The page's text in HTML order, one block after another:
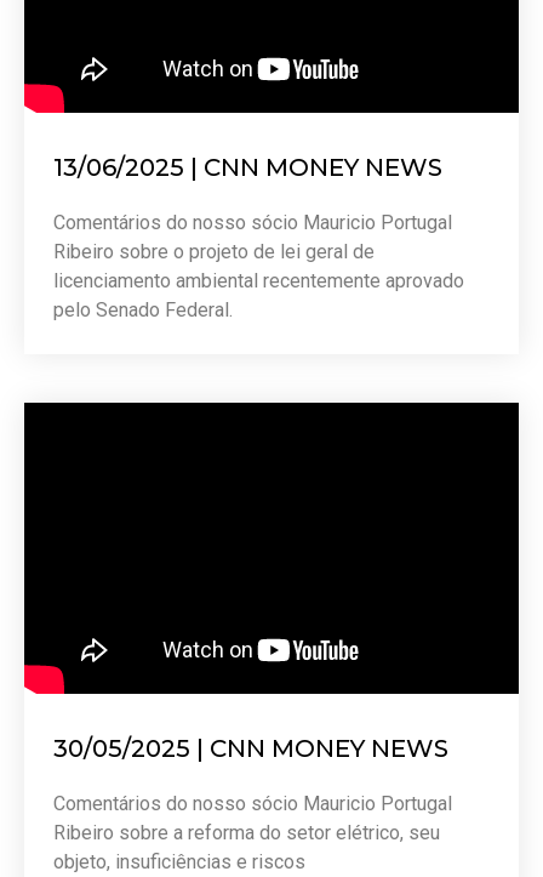
13/06/2025 | CNN MONEY NEWS
Comentários do nosso sócio Mauricio Portugal
Ribeiro sobre o projeto de lei geral de
licenciamento ambiental recentemente aprovado
pelo Senado Federal.
30/05/2025 | CNN MONEY NEWS
Comentários do nosso sócio Mauricio Portugal
Ribeiro sobre a reforma do setor elétrico, seu
objeto, insuficiências e riscos